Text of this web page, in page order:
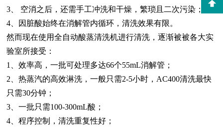
3、
空消之后，还需手工冲洗和干燥，繁琐且二次污染；
4、 因脏酸始终在消解管内循环，清洗效果有限。
然而现在使用全自动酸蒸清洗机进行清洗，逐渐被被各大实
验室所接受：
1、效率高，一批可处理多达66个55mL消解管；
2、热蒸汽的高效淋洗，一般只需2-5小时，AC400清洗最快
只需30分钟；
3、一批只需100-300mL酸；
4、程序控制，清洗重复性好；